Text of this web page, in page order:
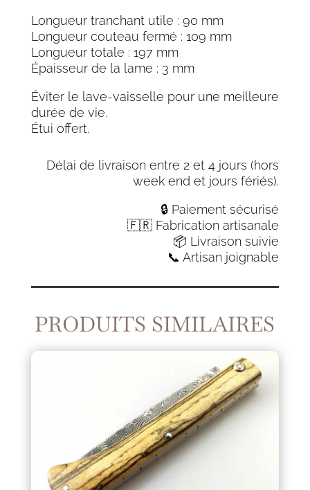
Longueur tranchant utile : 90 mm
Longueur couteau fermé : 109 mm
Longueur totale : 197 mm
Épaisseur de la lame : 3 mm
Éviter le lave-vaisselle pour une meilleure
durée de vie.
Étui offert.
Délai de livraison entre 2 et 4 jours (hors
week end et jours fériés).
🔒 Paiement sécurisé
🇫🇷 Fabrication artisanale
📦 Livraison suivie
📞 Artisan joignable
PRODUITS SIMILAIRES